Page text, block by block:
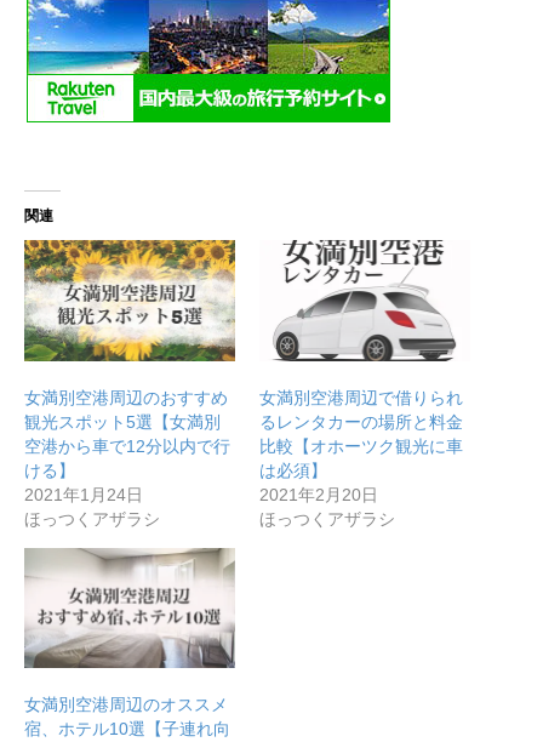
関連
女満別空港周辺のおすすめ
観光スポット5選【女満別
空港から車で12分以内で行
ける】
2021年1月24日
ほっつくアザラシ
女満別空港周辺で借りられ
るレンタカーの場所と料金
比較【オホーツク観光に車
は必須】
2021年2月20日
ほっつくアザラシ
女満別空港周辺のオススメ
宿、ホテル10選【子連れ向